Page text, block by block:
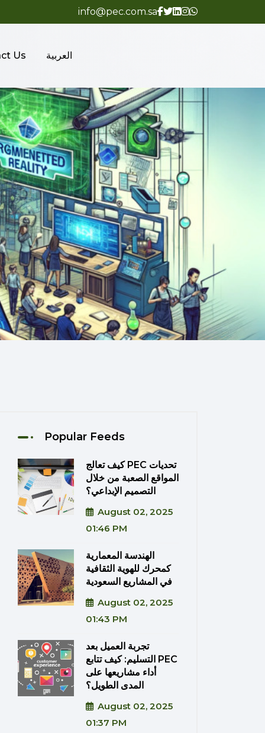
info@pec.com.sa
Us العربية
Popular Feeds
كيف تعالج PEC تحديات
المواقع الصعبة من خلال
التصميم الإبداعي؟
August 02, 2025
01:46 PM
الهندسة المعمارية
كمحرك للهوية الثقافية
في المشاريع السعودية
August 02, 2025
01:43 PM
تجربة العميل بعد
التسليم: كيف تتابع PEC
أداء مشاريعها على
المدى الطويل؟
August 02, 2025
01:37 PM